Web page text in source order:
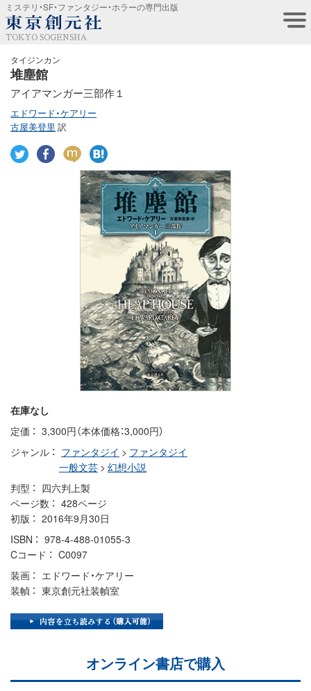
ミステリ・SF・ファンタジー・ホラーの専門出版
TOKYO SOGENSHA
タイジンカン
堆塵館
アイアマンガー三部作１
エドワード・ケアリー
古屋美登里 訳
在庫なし
定価
3,300円（本体価格：3,000円）
ジャンル
ファンタジイ > ファンタジイ
一般文芸 > 幻想小説
判型
四六判上製
ページ数
428ページ
初版
2016年9月30日
ISBN
978-4-488-01055-3
Cコード
C0097
装画
エドワード・ケアリー
装幀
東京創元社装幀室
オンライン書店で購入